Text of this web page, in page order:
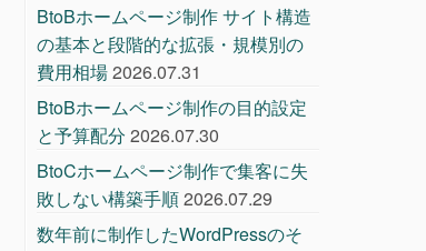
BtoBホームページ制作 サイト構造
の基本と段階的な拡張・規模別の
費用相場2026.07.31
BtoBホームページ制作の目的設定
と予算配分 2026.07.30
BtoCホームページ制作で集客に失
敗しない構築手順2026.07.29
数年前に制作したWordPressのそ